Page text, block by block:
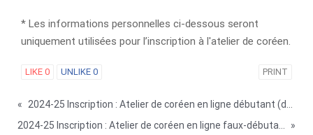
* Les informations personnelles ci-dessous seront
uniquement utilisées pour l’inscription à l'atelier de coréen.
LIKE 0 UNLIKE 0 PRINT
«
»